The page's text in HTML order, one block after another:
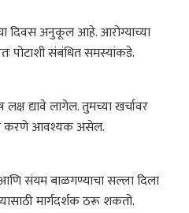
दिवस अनुकूल आहे. आरोग्याच्या
पोटाशी संबंधित समस्यांकडे.
द्यावे लागेल. तुमच्या खर्चावर
करणे आवश्यक असेल.
संयम बाळगण्याचा सल्ला दिला
मार्गदर्शक ठरू शकतो.